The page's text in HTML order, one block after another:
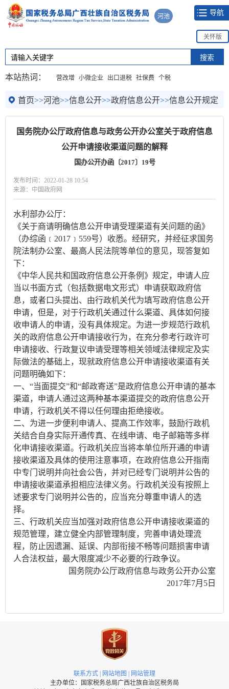
河池
导航
关怀版
本站热词： 营改增 小微企业 出口退税 社保费 个税
首页>>河池>>信息公开>>政府信息公开>>信息公开规定
国务院办公厅政府信息与政务公开办公室关于政府信息
公开申请接收渠道问题的解释
国办公开办函〔2017〕19号
发布时间：2022-01-28 10:54
来源：中国政府网
水利部办公厅：
《关于商请明确信息公开申请受理渠道有关问题的函》
（办综函﹝2017﹞559号）收悉。经研究，并经征求国务
院法制办公室、最高人民法院等单位的意见，现答复如
下：
《中华人民共和国政府信息公开条例》规定，申请人应
当以书面方式（包括数据电文形式）申请获取政府信
息，或者口头提出、由行政机关代为填写政府信息公开
申请，但是，对于行政机关通过什么渠道、具体如何接
收申请人的申请，没有具体规定。为进一步规范行政机
关的政府信息公开申请接收行为，在充分参考行政许可
申请接收、行政复议申请受理等相关领域法律规定及实
际做法的基础上，现就政府信息公开申请接收渠道有关
问题明确如下：
一、“当面提交”和“邮政寄送”是政府信息公开申请的基本
渠道，申请人通过这两种基本渠道提交的政府信息公开
申请，行政机关不得以任何理由拒绝接收。
二、为进一步便利申请人、提高工作效率，鼓励行政机
关结合自身实际开通传真、在线申请、电子邮箱等多样
化申请接收渠道。行政机关应当将本单位所开通的申请
接收渠道及具体的使用注意事项，在政府信息公开指南
中专门说明并向社会公告，并对已经专门说明并公告的
申请接收渠道承担相应法律义务。行政机关没有按照上
述要求专门说明并公告的，应当充分尊重申请人的选
择。
三、行政机关应当加强对政府信息公开申请接收渠道的
规范管理，建立健全内部管理制度，完善申请处理流
程，防止因遗漏、延误、内部衔接不畅等问题损害申请
人合法权益，最大限度减少不必要的行政争议。
国务院办公厅政府信息与政务公开办公室
2017年7月5日
联系方式 | 网站地图 | 网站管理
主办单位：国家税务总局广西壮族自治区税务局